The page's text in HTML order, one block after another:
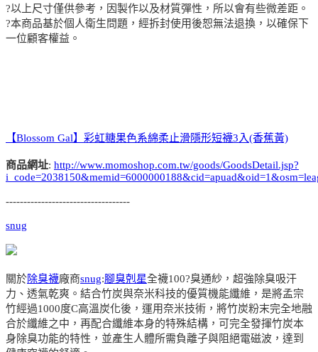
?以上尺寸僅供參考，因製作以及材質彈性，所以會有些微差距。
?本商品基於個人衛生問題，經拆封使用後恕無法退換，以確保下
一位顧客權益。
【Blossom Gal】彩虹糖果色系綿柔止滑隱形短襪3入(香蕉黃)
商品網址: http://www.momoshop.com.tw/goods/GoodsDetail.jsp?
-----------------------------------
snug
關於除臭襪廠商snug:腳臭剋星全襪100?臭通紗，超強除臭吸汗
力、透氣乾爽。結合竹炭與奈米科技的優質機能纖維，是將孟宗
竹經過1000度C高溫炭化後，運用奈米技術，將竹炭粉末完全地融
合於纖維之中，再配合纖維本身的特殊結構，可完全發揮竹炭本
身除臭功能的特性，並產生人體所需負離子與阻絕電磁波，達到